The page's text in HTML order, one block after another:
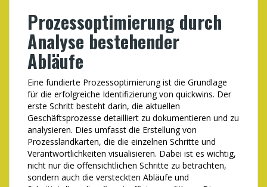
Prozessoptimierung durch
Analyse bestehender
Abläufe
Eine fundierte Prozessoptimierung ist die Grundlage
für die erfolgreiche Identifizierung von quickwins. Der
erste Schritt besteht darin, die aktuellen
Geschäftsprozesse detailliert zu dokumentieren und zu
analysieren. Dies umfasst die Erstellung von
Prozesslandkarten, die die einzelnen Schritte und
Verantwortlichkeiten visualisieren. Dabei ist es wichtig,
nicht nur die offensichtlichen Schritte zu betrachten,
sondern auch die versteckten Abläufe und